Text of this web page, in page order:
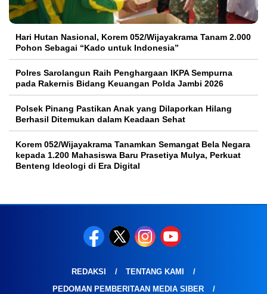
Hari Hutan Nasional, Korem 052/Wijayakrama Tanam 2.000
Pohon Sebagai “Kado untuk Indonesia”
Polres Sarolangun Raih Penghargaan IKPA Sempurna
pada Rakernis Bidang Keuangan Polda Jambi 2026
Polsek Pinang Pastikan Anak yang Dilaporkan Hilang
Berhasil Ditemukan dalam Keadaan Sehat
Korem 052/Wijayakrama Tanamkan Semangat Bela Negara
kepada 1.200 Mahasiswa Baru Prasetiya Mulya, Perkuat
Benteng Ideologi di Era Digital
REDAKSI
TENTANG KAMI
PEDOMAN PEMBERITAAN MEDIA SIBER